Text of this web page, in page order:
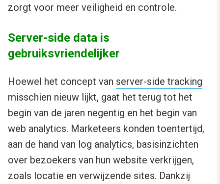
zorgt voor meer veiligheid en controle.
Server-side data is
gebruiksvriendelijker
Hoewel het concept van server-side tracking
misschien nieuw lijkt, gaat het terug tot het
begin van de jaren negentig en het begin van
web analytics. Marketeers konden toentertijd,
aan de hand van log analytics, basisinzichten
over bezoekers van hun website verkrijgen,
zoals locatie en verwijzende sites. Dankzij